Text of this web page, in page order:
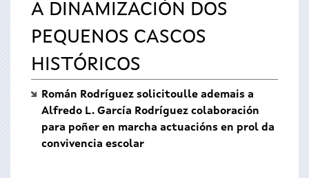
A DINAMIZACIÓN DOS
PEQUENOS CASCOS
HISTÓRICOS
Román Rodríguez solicitoulle ademais a
Alfredo L. García Rodríguez colaboración
para poñer en marcha actuacións en prol da
convivencia escolar